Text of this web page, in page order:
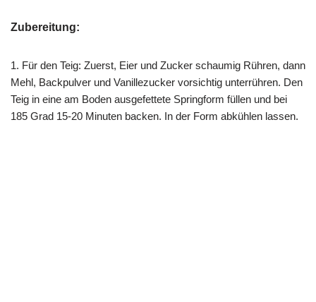
Zubereitung:
1. Für den Teig: Zuerst, Eier und Zucker schaumig Rühren, dann
Mehl, Backpulver und Vanillezucker vorsichtig unterrühren. Den
Teig in eine am Boden ausgefettete Springform füllen und bei
185 Grad 15-20 Minuten backen. In der Form abkühlen lassen.